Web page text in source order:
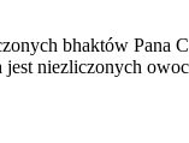
bhaktów Pana
jest niezliczonych